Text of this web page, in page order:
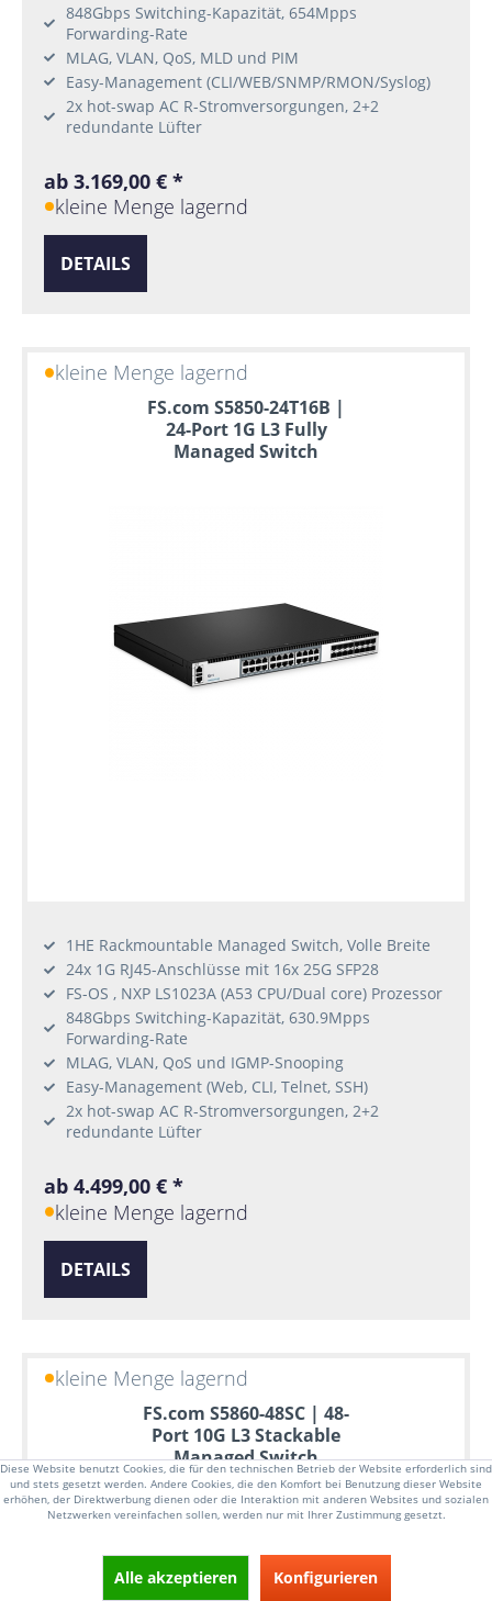
848Gbps Switching-Kapazität, 654Mpps
Forwarding-Rate
MLAG, VLAN, QoS, MLD und PIM
Easy-Management (CLI/WEB/SNMP/RMON/Syslog)
2x hot-swap AC R-Stromversorgungen, 2+2
redundante Lüfter
ab 3.169,00 € *
kleine Menge lagernd
DETAILS
kleine Menge lagernd
FS.com S5850-24T16B |
24-Port 1G L3 Fully
Managed Switch
1HE Rackmountable Managed Switch, Volle Breite
24x 1G RJ45-Anschlüsse mit 16x 25G SFP28
FS-OS , NXP LS1023A (A53 CPU/Dual core) Prozessor
848Gbps Switching-Kapazität, 630.9Mpps
Forwarding-Rate
MLAG, VLAN, QoS und IGMP-Snooping
Easy-Management (Web, CLI, Telnet, SSH)
2x hot-swap AC R-Stromversorgungen, 2+2
redundante Lüfter
ab 4.499,00 € *
kleine Menge lagernd
DETAILS
kleine Menge lagernd
FS.com S5860-48SC | 48-
Port 10G L3 Stackable
Managed Switch
Diese Website benutzt Cookies, die für den technischen Betrieb der Website erforderlich sind
und stets gesetzt werden. Andere Cookies, die den Komfort bei Benutzung dieser Website
erhöhen, der Direktwerbung dienen oder die Interaktion mit anderen Websites und sozialen
Netzwerken vereinfachen sollen, werden nur mit Ihrer Zustimmung gesetzt.
Alle akzeptieren Konfigurieren